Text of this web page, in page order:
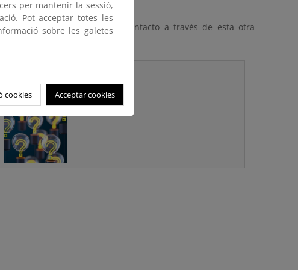
(RAAE) póngase en contacto a través de esta otra
per mantenir la sessió,
Pot acceptar totes les
sobre les galetes
cookies Acceptar cookies